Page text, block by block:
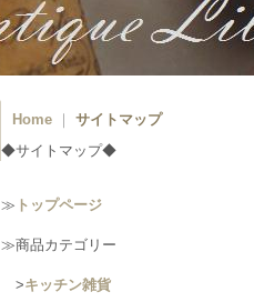
Home
サイトマップ
◆サイトマップ◆
≫ トップページ
≫商品カテゴリー
>キッチン雑貨